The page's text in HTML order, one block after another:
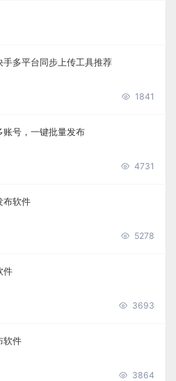
多平台同步上传工具推荐
1841
账号，一键批量发布
4731
布软件
5278
件
3693
软件
3864